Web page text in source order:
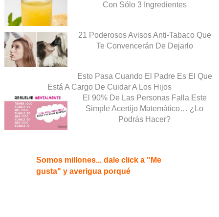
Con Sólo 3 Ingredientes
21 Poderosos Avisos Anti-Tabaco Que
Te Convencerán De Dejarlo
Esto Pasa Cuando El Padre Es El Que
Está A Cargo De Cuidar A Los Hijos
El 90% De Las Personas Falla Este
Simple Acertijo Matemático… ¿Lo
Podrás Hacer?
Somos millones... dale click a "Me
gusta" y averigua porqué